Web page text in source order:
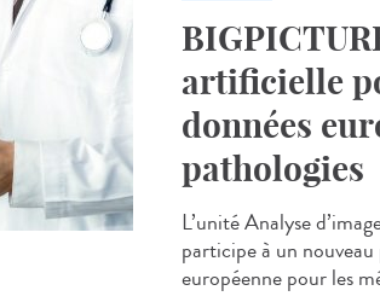
artificielle
données
pathologies
L’unité Analyse
participe à un
européenne pour les